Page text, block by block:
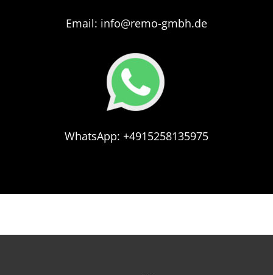
Email: info@remo-gmbh.de
WhatsApp: +4915258135975